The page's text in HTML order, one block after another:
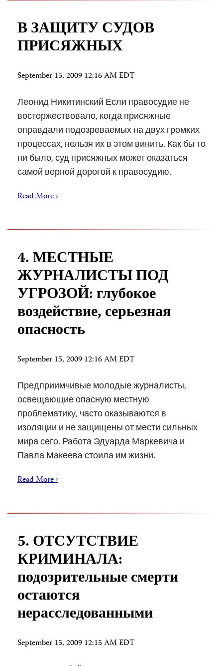
В ЗАЩИТУ СУДОВ
ПРИСЯЖНЫХ
September 15, 2009 12:16 AM EDT
Леонид Никитинский Если правосудие не
восторжествовало, когда присяжные
оправдали подозреваемых на двух громких
процессах, нельзя их в этом винить. Как бы то
ни было, суд присяжных может оказаться
самой верной дорогой к правосудию.
Read More ›
4. МЕСТНЫЕ
ЖУРНАЛИСТЫ ПОД
УГРОЗОЙ: глубокое
воздействие, серьезная
опасность
September 15, 2009 12:16 AM EDT
Предприимчивые молодые журналисты,
освещающие опасную местную
проблематику, часто оказываются в
изоляции и не защищены от мести сильных
мира сего. Работа Эдуарда Маркевича и
Павла Макеева стоила им жизни.
Read More ›
5. ОТСУТСТВИЕ
КРИМИНАЛА:
подозрительные смерти
остаются
нерасследованными
September 15, 2009 12:15 AM EDT